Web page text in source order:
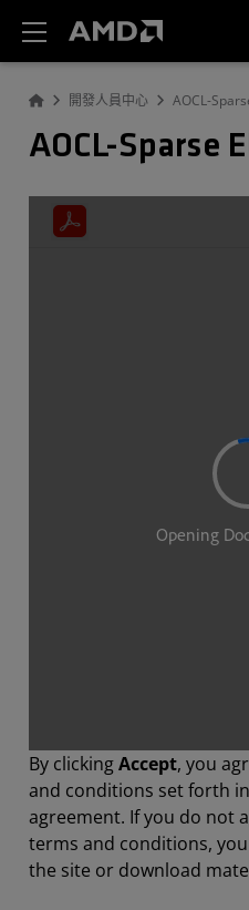
開發人員中心 AOCL-
AOCL-Sparse
By clickingAccept, you
and conditions set forth
agreement. If you do not
terms and conditions,
the site or download